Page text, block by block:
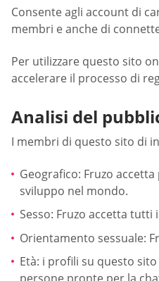
Consente agli account di
membri e anche di
Per utilizzare questo sito
accelerare il processo di
Analisi del
I membri di questo sito di
Geografico: Fruzo
sviluppo nel mondo.
Sesso: Fruzo accetta
Orientamento sessuale:
Età: i profili su questo